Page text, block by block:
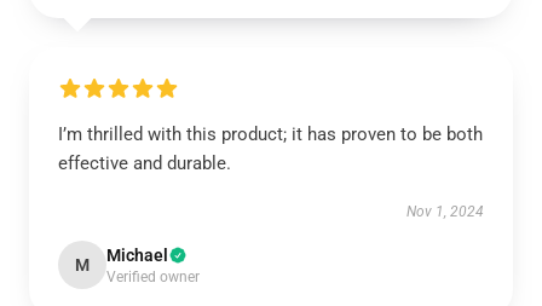
I’m thrilled with this product; it has proven to be both
effective and durable.
Nov 1, 2024
M Michael
Verified owner